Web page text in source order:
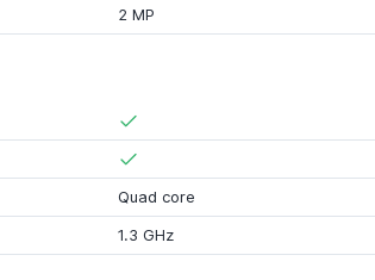
2 MP
Quad core
1.3 GHz